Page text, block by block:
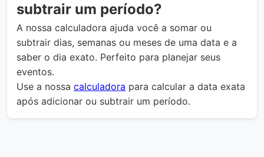
subtrair um período?
A nossa calculadora ajuda você a somar ou
subtrair dias, semanas ou meses de uma data e a
saber o dia exato. Perfeito para planejar seus
eventos.
Use a nossa calculadora para calcular a data exata
após adicionar ou subtrair um período.